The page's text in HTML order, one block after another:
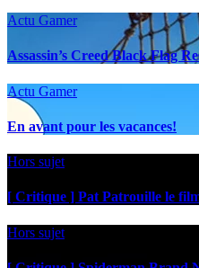
Actu Gamer
Assassin’s Creed Black Flag
Actu Gamer
En avant pour les vacances!
Hors sujet
[ Critique ] Pat Patrouille le
Hors sujet